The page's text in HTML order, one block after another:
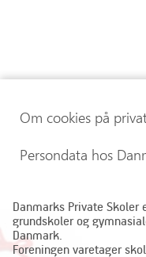
Om cookies på
Persondata hos
Danmarks Private
grundskoler og
Danmark.
Foreningen varetager